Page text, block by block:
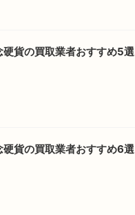
硬貨の買取業者おすすめ5選
硬貨の買取業者おすすめ6選